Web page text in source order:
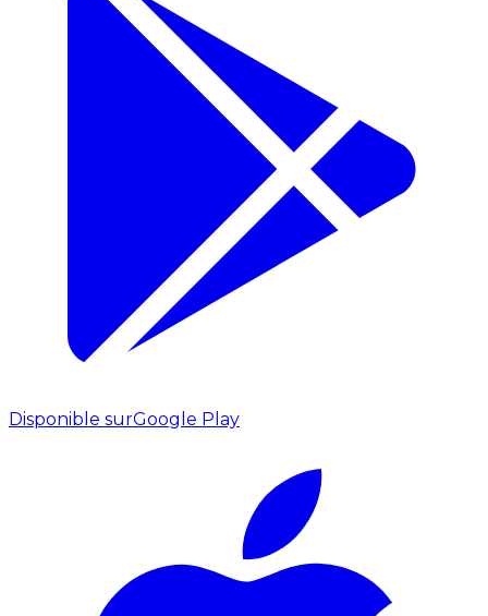
Disponible surGoogle Play